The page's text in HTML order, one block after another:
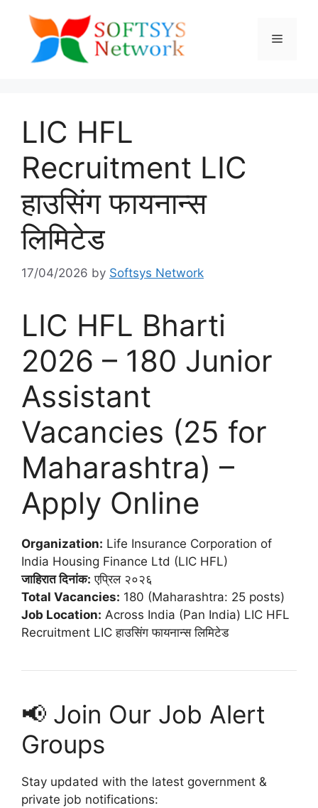
content
Menu
LIC HFL
Recruitment LIC
हाउसिंग फायनान्स
लिमिटेड
17/04/2026 by Softsys Network
LIC HFL Bharti
2026 – 180 Junior
Assistant
Vacancies (25 for
Maharashtra) –
Apply Online
Organization: Life Insurance Corporation of
India Housing Finance Ltd (LIC HFL)
जाहिरात दिनांक: एप्रिल २०२६
Total Vacancies: 180 (Maharashtra: 25 posts)
Job Location: Across India (Pan India) LIC HFL
Recruitment LIC हाउसिंग फायनान्स लिमिटेड
📢 Join Our Job Alert
Groups
Stay updated with the latest government &
private job notifications: